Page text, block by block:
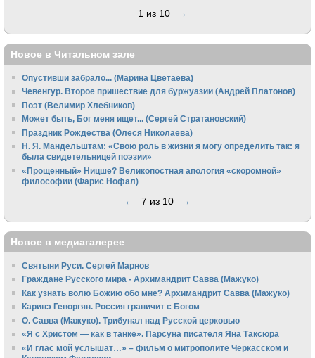
1 из 10 →
Новое в Читальном зале
Опустивши забрало... (Марина Цветаева)
Чевенгур. Второе пришествие для буржуазии (Андрей Платонов)
Поэт (Велимир Хлебников)
Может быть, Бог меня ищет... (Сергей Стратановский)
Праздник Рождества (Олеся Николаева)
Н. Я. Мандельштам: «Свою pоль в жизни я могу опpеделить так: я
была свидетельницей поэзии»
«Прощенный» Ницше? Великопостная апология «скоромной»
философии (Фарис Нофал)
← 7 из 10 →
Новое в медиагалерее
Святыни Руси. Сергей Марнов
Граждане Русского мира - Архимандрит Савва (Мажуко)
Как узнать волю Божию обо мне? Архимандрит Савва (Мажуко)
Каринэ Геворгян. Россия граничит с Богом
О. Савва (Мажуко). Трибунал над Русской церковью
«Я с Христом — как в танке». Парсуна писателя Яна Таксюра
«И глас мой услышат…» – фильм о митрополите Черкасском и